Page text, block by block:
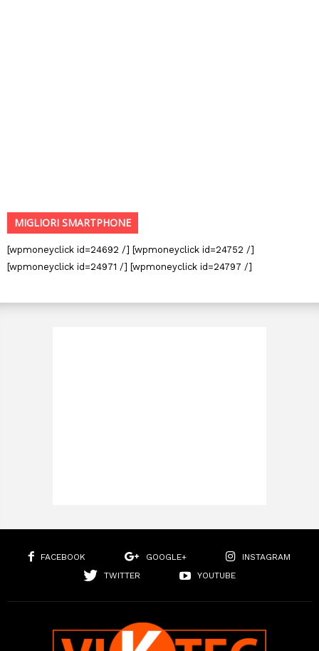
MIGLIORI SMARTPHONE
[wpmoneyclick id=24692 /] [wpmoneyclick id=24752 /]
[wpmoneyclick id=24971 /] [wpmoneyclick id=24797 /]
FACEBOOK GOOGLE+
INSTAGRAM
TWITTER
YOUTUBE